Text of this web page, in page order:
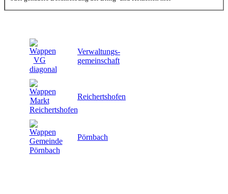
Verwaltungs-
gemeinschaft
Reichertshofen
Pörnbach